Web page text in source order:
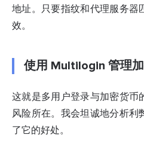
地址。只要指纹和代理服务器
效。
使用 Multilogin 管理
这就是多用户登录与加密货币
风险所在。我会坦诚地分析利
了它的好处。